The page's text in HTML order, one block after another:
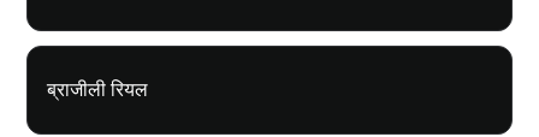
ब्राजीली रियल